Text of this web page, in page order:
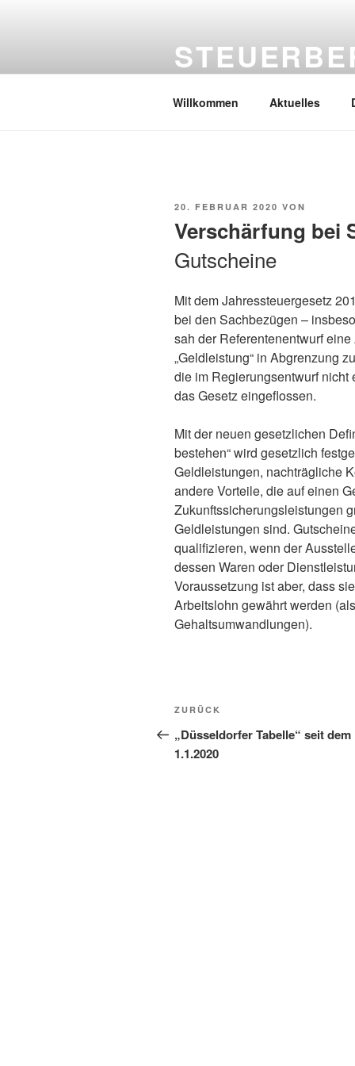
Willkommen Aktuelles
VERÖFFENTLICHT
20. FEBRUAR 2020 VON
Verschärfung bei
Gutscheine
Mit dem Jahressteuergesetz
bei den Sachbezügen –
sah der Referentenentwurf
„Geldleistung“ in Abgrenzung
die im Regierungsentwurf nicht
das Gesetz eingeflossen.
Mit der neuen gesetzlichen
bestehen“ wird gesetzlich
Geldleistungen, nachträgliche
andere Vorteile, die auf einen
Zukunftssicherungsleistungen
Geldleistungen sind.
qualifizieren, wenn der
dessen Waren oder
Voraussetzung ist aber, dass
Arbeitslohn gewährt werden
Gehaltsumwandlungen).
Beitragsnavigation
Vorheriger
Beitrag
ZURÜCK
„Düsseldorfer Tabelle“ seit dem
1.1.2020